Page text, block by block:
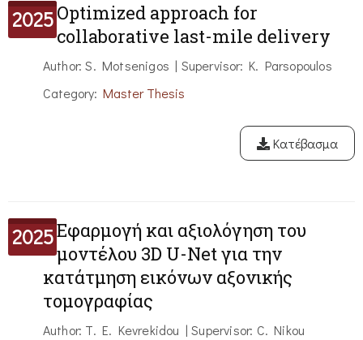
2025Optimized approach for
collaborative last-mile delivery
Author: S. Motsenigos | Supervisor: K. Parsopoulos
Category: Master Thesis
Κατέβασμα
2025Εφαρμογή και αξιολόγηση του
μοντέλου 3D U-Net για την
κατάτμηση εικόνων αξονικής
τομογραφίας
Author: T. E. Kevrekidou | Supervisor: C. Nikou